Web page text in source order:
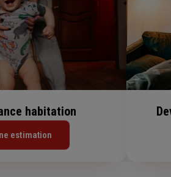
habitation
estimation